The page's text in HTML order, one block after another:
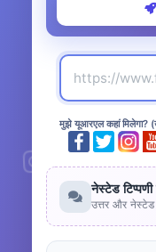
मुझे यूआरएल कहां मिलेगा?
नेस्टेड
उत्तर और नेस्टेड